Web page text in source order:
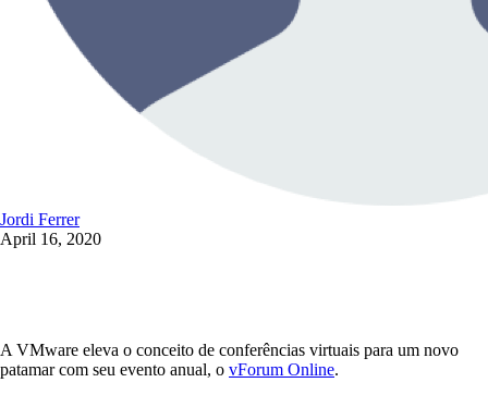
Jordi Ferrer
April 16, 2020
A VMware eleva o conceito de conferências virtuais para um novo
patamar com seu evento anual, o vForum Online.